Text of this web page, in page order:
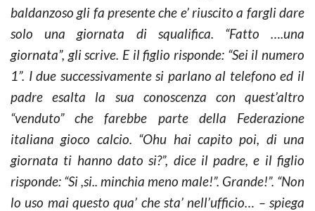
baldanzoso gli fa presente che e’ riuscito a fargli dare
solo una giornata di squalifica. “Fatto ….una
giornata”, gli scrive. E il figlio risponde: “Sei il numero
1”. I due successivamente si parlano al telefono ed il
padre esalta la sua conoscenza con quest’altro
“venduto” che farebbe parte della Federazione
italiana gioco calcio. “Ohu hai capito poi, di una
giornata ti hanno dato si?”, dice il padre, e il figlio
risponde: “Si ,si.. minchia meno male!”. Grande!”. “Non
lo uso mai questo qua’ che sta’ nell’ufficio… – spiega